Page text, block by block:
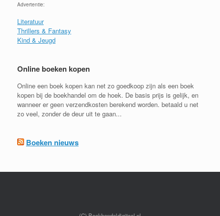
Advertentie:
Literatuur
Thrillers & Fantasy
Kind & Jeugd
Online boeken kopen
Online een boek kopen kan net zo goedkoop zijn als een boek
kopen bij de boekhandel om de hoek. De basis prijs is gelijk, en
wanneer er geen verzendkosten berekend worden. betaald u net
zo veel, zonder de deur uit te gaan...
Boeken nieuws